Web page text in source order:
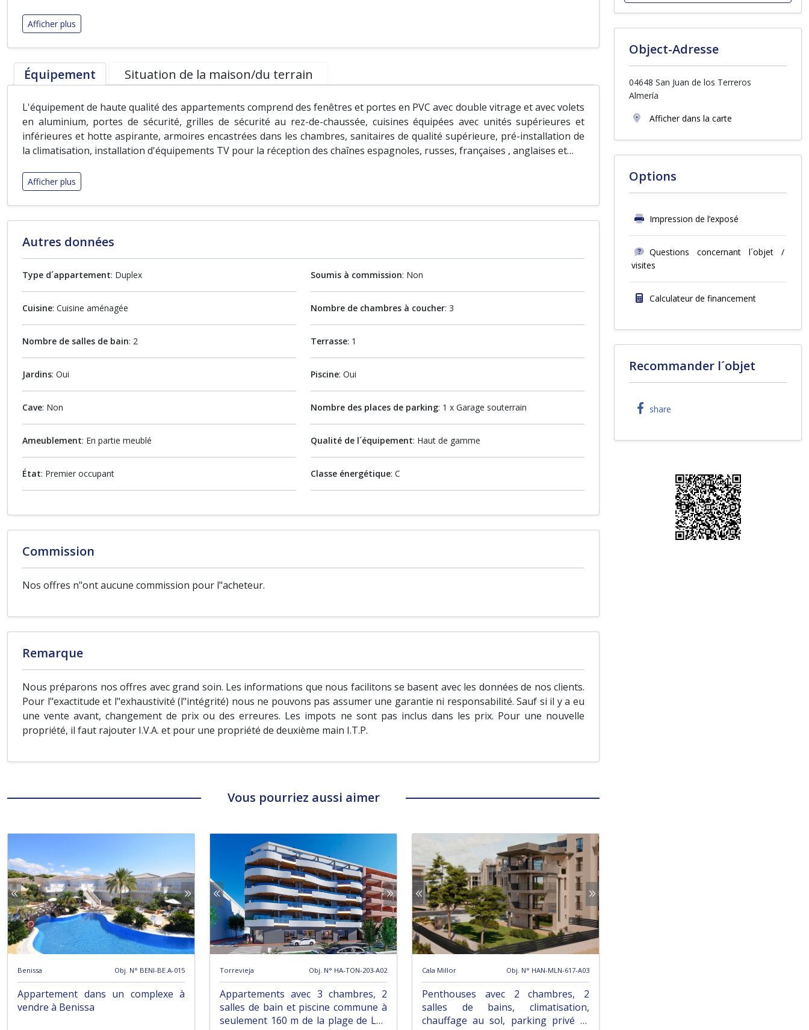
Afficher plus
Équipement Situation de la maison/du terrain
L'équipement de haute qualité des appartements comprend des fenêtres et portes en PVC avec double vitrage et avec volets
en aluminium, portes de sécurité, grilles de sécurité au rez-de-chaussée, cuisines équipées avec unités supérieures et
inférieures et hotte aspirante, armoires encastrées dans les chambres, sanitaires de qualité supérieure, pré-installation de
la climatisation, installation d'équipements TV pour la réception des chaînes espagnoles, russes, françaises , anglaises et…
Afficher plus
Autres données
Type d´appartement: Duplex Soumis à commission: Non
Cuisine: Cuisine aménagée Nombre de chambres à coucher: 3
Nombre de salles de bain: 2 Terrasse: 1
Jardins: Oui Piscine: Oui
Cave: Non Nombre des places de parking: 1 x Garage souterrain
Ameublement: En partie meublé Qualité de l´équipement: Haut de gamme
État: Premier occupant Classe énergétique: C
Commission
Nos offres n"ont aucune commission pour l"acheteur.
Remarque
Nous préparons nos offres avec grand soin. Les informations que nous facilitons se basent avec les données de nos clients.
Pour l"exactitude et l"exhaustivité (l"intégrité) nous ne pouvons pas assumer une garantie ni responsabilité. Sauf si il y a eu
une vente avant, changement de prix ou des erreures. Les impots ne sont pas inclus dans les prix. Pour une nouvelle
propriété, il faut rajouter I.V.A. et pour une propriété de deuxième main I.T.P.
Vous pourriez aussi aimer
Benissa Obj. N° BENI-BE.A-015
Appartement dans un complexe à
vendre à Benissa
Torrevieja Obj. N° HA-TON-203-A02
Appartements avec 3 chambres, 2
salles de bain et piscine commune à
seulement 160 m de la plage de Los
Cala Millor Obj. N° HAN-MLN-617-A03
Penthouses avec 2 chambres, 2
salles de bains, climatisation,
chauffage au sol, parking privé et
Object-Adresse
04648 San Juan de los Terreros
Almería
Afficher dans la carte
Options
Impression de l’exposé
Questions concernant l´objet /
visites
Calculateur de financement
Recommander l´objet
share